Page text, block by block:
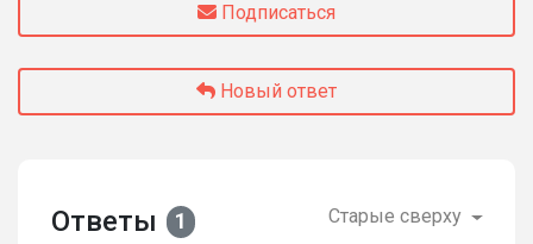
Подписаться
Новый ответ
Ответы 1 Старые сверху